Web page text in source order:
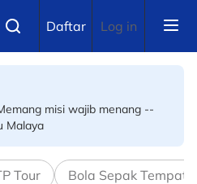
Daftar Log in
misi wajib menang --
Malaya
Tour Bola Sepak